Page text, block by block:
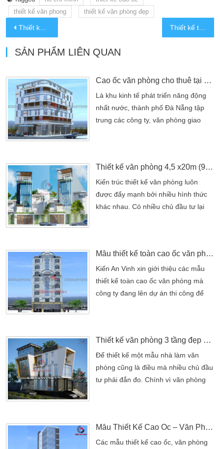
thiết kế văn phong
thiết kế văn phòng đẹp
Thiết kế biệt thự hiện đại 10x20m tại bình dương
SẢN PHẨM LIÊN QUAN
Cao ốc văn phòng cho thuê tại Đà Nẵng
Là khu kinh tế phát triển năng động
nhất nước, thành phố Đà Nẵng tập
trung các công ty, văn phòng giao
thành phố. Ngoài ra, cao ốc văn
phòng được thiết kế với nhiều phong
cách kiến trúc hiện đại, bắt mắt. Là
khu kinh tế phát triển năng động […]
Thiết kế văn phòng 4,5 x20m (90m2) 4 tầng hiện đại
Kiến trúc thiết kế văn phòng luôn
được đẩy mạnh bởi nhiều hình thức
khác nhau. Có nhiều chủ đầu tư lại
sẽ tốt hơn. Đảm bảo hoàn thành công
việc xuất sắc. Chính điều đó mà văn
phòng luôn được hoàn thiện bởi nét
mỹ thuật riêng. Kèm […]
Mẫu thiết kế toàn cao ốc văn phòng nổi bật nhất Sài Thành
Kiến An Vinh xin giới thiệu các mẫu
thiết kế toàn cao ốc văn phòng mà
công ty đang lên dự án thi công để
tư nước ngoài vào thì trường ngày
càng mở rộn. Đã mở ra một triển
vọng thật nhiều hứa hẹn đối với việc
đầu tư. Xây […]
Thiết kế văn phòng 3 tầng đẹp nhất tại Bình Dương
Để thiết kế một mẫu nhà làm văn
phòng cũng là điều mà nhiều chủ đầu
tư phải đắn đo. Chính vì văn phòng
thiết kế văn phòng được xây dựng 3
tầng dưới đây. Một phần chủ đầu tư
Mẫu Thiết Kế Cao Ốc – Văn Phòng Hiện Đại
Các mẫu thiết kế cao ốc, văn phòng